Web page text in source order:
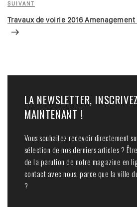
Article
suivant
SUIVANT
Travaux de voirie 2016
LA NEWSLETTER,
MAINTENANT !
Vous souhaitez recevoir directement
sélection de nos derniers articles ?
de la parution de notre magazine en
contact avec nous, parce que la ville
?